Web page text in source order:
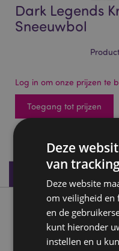
Dark Legends
Sneeuwbol
Log in om onze prijzen te
Toegang tot prijzen
426 op voorraad
Productspecificaties
Product beschrijving
Dark Legends Kristallen
Deze
van
Deze website
om veiligheid en
en de
kunt hieronder
instellen en u